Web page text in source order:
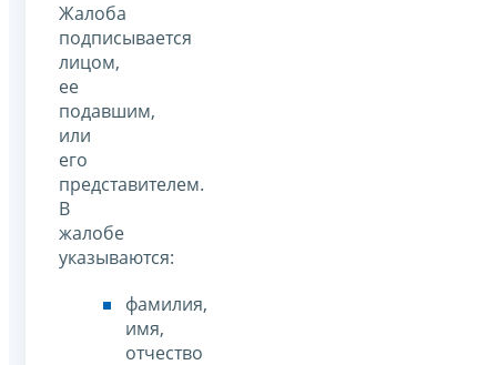
Жалоба
подписывается
лицом,
ее
подавшим,
или
его
представителем.
В
жалобе
указываются:
фамилия,
имя,
отчество